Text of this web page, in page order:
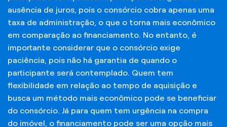
ausência de juros, pois o consórcio cobra apenas uma
taxa de administração, o que o torna mais econômico
em comparação ao financiamento. No entanto, é
importante considerar que o consórcio exige
paciência, pois não há garantia de quando o
participante será contemplado. Quem tem
flexibilidade em relação ao tempo de aquisição e
busca um método mais econômico pode se beneficiar
do consórcio. Já para quem tem urgência na compra
do imóvel, o financiamento pode ser uma opção mais